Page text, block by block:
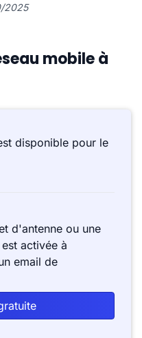
2025
mobile à
disponible pour le
d'antenne ou une
activée à
email de